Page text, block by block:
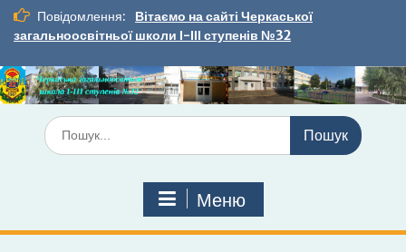
Перейти
вмісту
Повідомлення:
Вітаємо на сайті Черкаської
загальноосвітньої школи І-ІІІ ступенів №32
Шукати:
Меню